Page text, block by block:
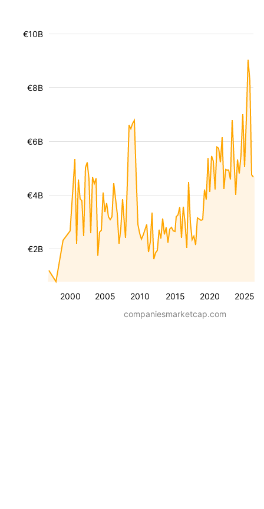
2000 2005 2010 2015 2020 2025
€2B
€4B
€6B
€8B
€10B
companiesmarketcap.com